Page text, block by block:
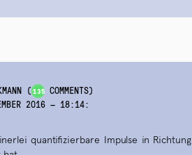
(135 COMMENTS)
2016 — 18:14:
quantifizierbare Impulse in Richtung